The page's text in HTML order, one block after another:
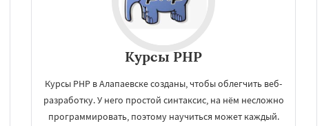
Курсы PHP
Курсы PHP в Алапаевске созданы, чтобы облегчить веб-
разработку. У него простой синтаксис, на нём несложно
программировать, поэтому научиться может каждый.